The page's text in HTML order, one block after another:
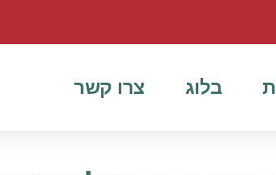
בלוג צרו קשר